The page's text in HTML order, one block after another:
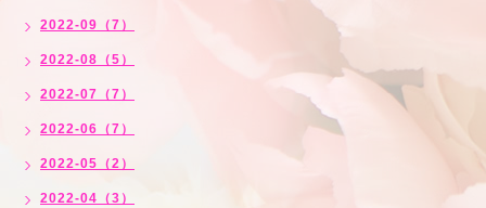
2022-09（7）
2022-08（5）
2022-07（7）
2022-06（7）
2022-05（2）
2022-04（3）